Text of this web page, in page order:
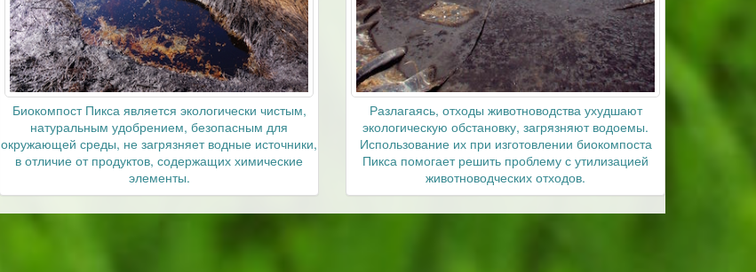
Биокомпост Пикса является экологически чистым,
натуральным удобрением, безопасным для
окружающей среды, не загрязняет водные источники,
в отличие от продуктов, содержащих химические
элементы.
Разлагаясь, отходы животноводства ухудшают
экологическую обстановку, загрязняют водоемы.
Использование их при изготовлении биокомпоста
Пикса помогает решить проблему с утилизацией
животноводческих отходов.